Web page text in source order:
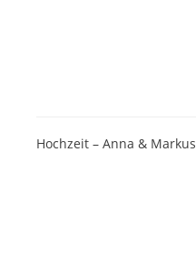
Hochzeit – Anna & Markus